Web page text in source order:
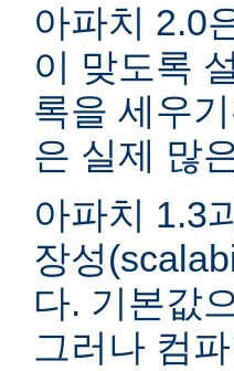
아파치 2.0
이 맞도록
록을 세우
은 실제 많
아파치 1.3
장성
다. 기본값
그러나 컴